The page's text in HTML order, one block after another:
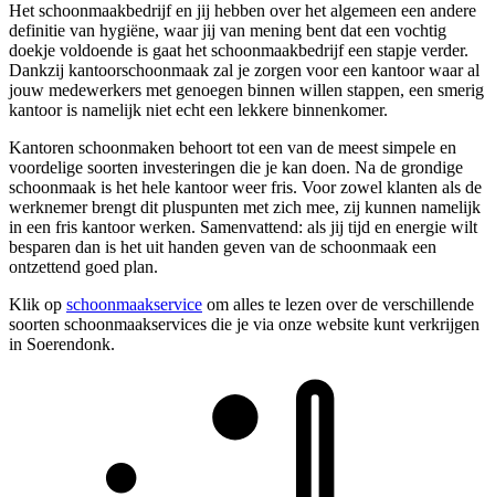
Het schoonmaakbedrijf en jij hebben over het algemeen een andere
definitie van hygiëne, waar jij van mening bent dat een vochtig
doekje voldoende is gaat het schoonmaakbedrijf een stapje verder.
Dankzij kantoorschoonmaak zal je zorgen voor een kantoor waar al
jouw medewerkers met genoegen binnen willen stappen, een smerig
kantoor is namelijk niet echt een lekkere binnenkomer.
Kantoren schoonmaken behoort tot een van de meest simpele en
voordelige soorten investeringen die je kan doen. Na de grondige
schoonmaak is het hele kantoor weer fris. Voor zowel klanten als de
werknemer brengt dit pluspunten met zich mee, zij kunnen namelijk
in een fris kantoor werken. Samenvattend: als jij tijd en energie wilt
besparen dan is het uit handen geven van de schoonmaak een
ontzettend goed plan.
Klik op schoonmaakservice om alles te lezen over de verschillende
soorten schoonmaakservices die je via onze website kunt verkrijgen
in Soerendonk.